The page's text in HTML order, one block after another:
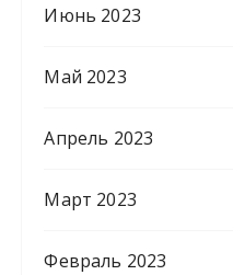
Июнь 2023
Май 2023
Апрель 2023
Март 2023
Февраль 2023